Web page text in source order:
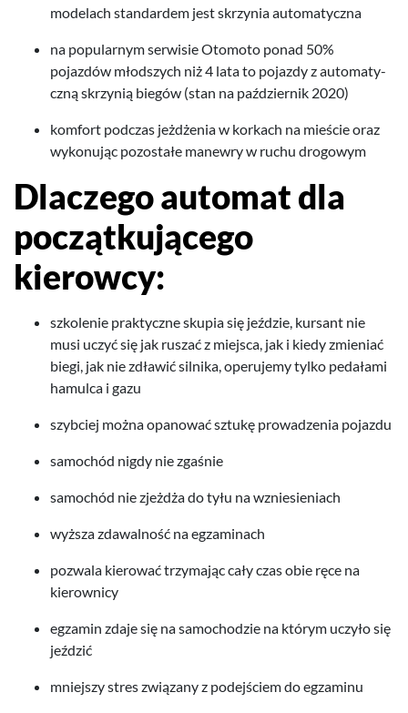
mod­elach stan­dar­dem jest skrzy­nia automatyczna
na pop­u­larnym ser­wisie Oto­moto ponad 50%
pojazdów młod­szych niż4 lata to pojazdy z automaty­
czną skrzynią biegów (stan na październik 2020)
kom­fort pod­czas jeżdże­nia w korkach na mieś­cie oraz
wykonu­jąc pozostałe manewry w ruchu drogowym
Dlaczego automat dla
początku­jącego
kierowcy:
szkole­nie prak­ty­czne sku­pia się jeździe, kur­sant nie
musi uczyć się jak ruszać z miejsca, jak i kiedy zmieniać
biegi, jak nie zdławić sil­nika, ope­ru­jemy tylko pedałami
hamulca i gazu
szy­b­ciej można opanować sztukę prowadzenia pojazdu
samochód nigdy nie zgaśnie
samochód nie zjeżdża do tyłu na wzniesieniach
wyższa zdawal­ność na egzaminach
pozwala kierować trzy­ma­jąc cały czas obie ręce na
kierownicy
egza­min zdaje się na samo­chodzie na którym uczyło się
jeździć
mniejszy stres związany z pode­jś­ciem do egzaminu